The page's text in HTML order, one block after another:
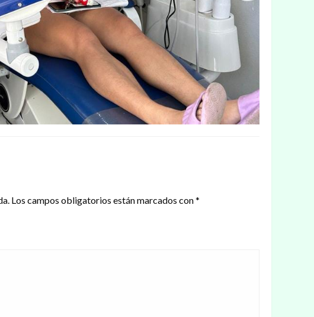
Los campos obligatorios están marcados con*